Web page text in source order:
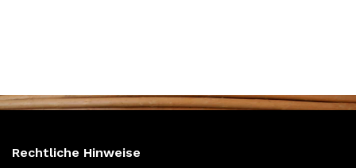
Rechtliche Hinweise